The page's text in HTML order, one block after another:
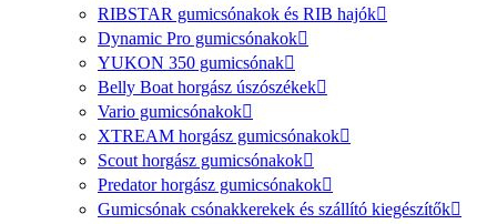
RIBSTAR gumicsónakok és RIB hajók
Dynamic Pro gumicsónakok
YUKON 350 gumicsónak
Belly Boat horgász úszószékek
Vario gumicsónakok
XTREAM horgász gumicsónakok
Scout horgász gumicsónakok
Predator horgász gumicsónakok
Gumicsónak csónakkerekek és szállító kiegészítők